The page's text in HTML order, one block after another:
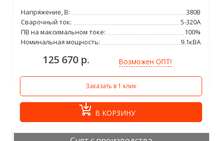
Напряжение, В:
380В
Сварочный ток:
5-320А
ПВ на максимальном токе:
100%
Номинальная мощность:
9.1кВА
125 670 р. Возможен ОПТ!
Заказать в 1 клик
В КОРЗИНУ